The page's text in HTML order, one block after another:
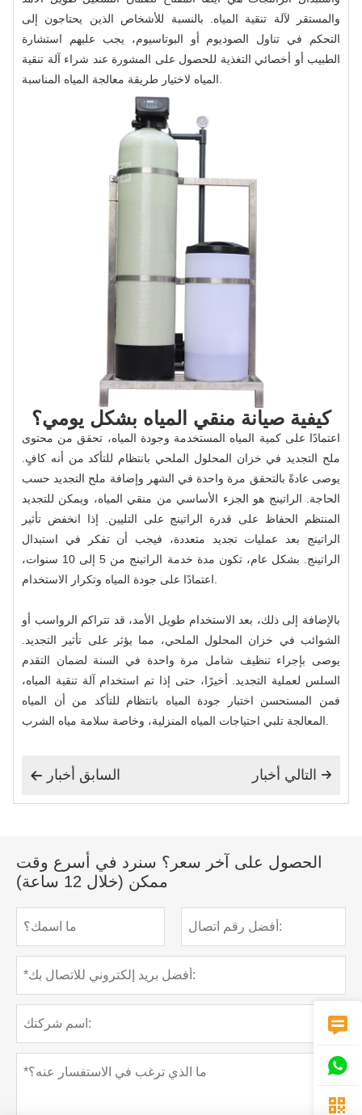
والمستقر لآلة تنقية المياه. بالنسبة للأشخاص الذين يحتاجون إلى
التحكم في تناول الصوديوم أو البوتاسيوم، يجب عليهم استشارة
الطبيب أو أخصائي التغذية للحصول على المشورة عند شراء آلة تنقية
كيفية صيانة منقي المياه بشكل يومي؟
اعتمادًا على كمية المياه المستخدمة وجودة المياه، تحقق من محتوى
ملح التجديد في خزان المحلول الملحي بانتظام للتأكد من أنه كافٍ.
يوصى عادةً بالتحقق مرة واحدة في الشهر وإضافة ملح التجديد حسب
الحاجة. الراتينج هو الجزء الأساسي من منقي المياه، ويمكن للتجديد
المنتظم الحفاظ على قدرة الراتينج على التليين. إذا انخفض تأثير
الراتينج بعد عمليات تجديد متعددة، فيجب أن تفكر في استبدال
الراتينج. بشكل عام، تكون مدة خدمة الراتينج من 5 إلى 10 سنوات،
بالإضافة إلى ذلك، بعد الاستخدام طويل الأمد، قد تتراكم الرواسب أو
الشوائب في خزان المحلول الملحي، مما يؤثر على تأثير التجديد.
يوصى بإجراء تنظيف شامل مرة واحدة في السنة لضمان التقدم
السلس لعملية التجديد. أخيرًا، حتى إذا تم استخدام آلة تنقية المياه،
فمن المستحسن اختبار جودة المياه بانتظام للتأكد من أن المياه
 السابق أخبار  التالي أخبار
الحصول على آخر سعر؟ سنرد في أسرع وقت
ممكن (خلال 12 ساعة)


